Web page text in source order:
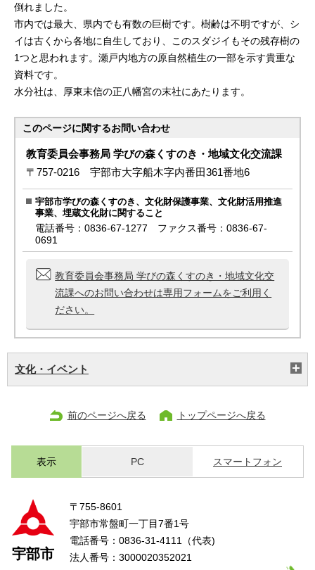
倒れました。
市内では最大、県内でも有数の巨樹です。樹齢は不明ですが、シ
イは古くから各地に自生しており、このスダジイもその残存樹の
1つと思われます。瀬戸内地方の原自然植生の一部を示す貴重な
資料です。
水分社は、厚東末信の正八幡宮の末社にあたります。
このページに関するお問い合わせ
教育委員会事務局 学びの森くすのき・地域文化交流課
〒757-0216 宇部市大字船木字内番田361番地6
宇部市学びの森くすのき、文化財保護事業、文化財活用推進
事業、埋蔵文化財に関すること
電話番号：0836-67-1277 ファクス番号：0836-67-
0691
教育委員会事務局 学びの森くすのき・地域文化交
流課へのお問い合わせは専用フォームをご利用く
ださい。
文化・イベント
前のページへ戻る トップページへ戻る
表示 PC スマートフォン
宇部市
〒755-8601
宇部市常盤町一丁目7番1号
電話番号：0836-31-4111（代表)
法人番号：3000020352021